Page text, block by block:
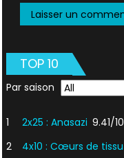
TOP 10
Par saison
1 2x25 : Anasazi 9.41/10
2
4x10 : Cœurs de tissu